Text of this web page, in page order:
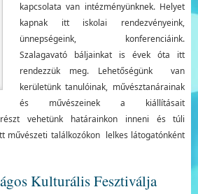
kapcsolata van intézményünknek. Helyet
kapnak itt iskolai rendezvényeink,
ünnepségeink, konferenciáink.
Szalagavató báljainkat is évek óta itt
rendezzük meg. Lehetőségünk van
kerületünk tanulóinak, művésztanárainak
és művészeinek a kiállításait
vehetünk határainkon inneni és túli
művészeti találkozókon lelkes látogatónként
Kulturális Fesztiválja